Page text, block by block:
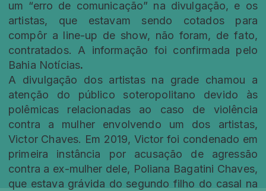
um “erro de comunicação” na divulgação, e os
artistas, que estavam sendo cotados para
compôr a line-up de show, não foram, de fato,
contratados. A informação foi confirmada pelo
Bahia Notícias.
A divulgação dos artistas na grade chamou a
atenção do público soteropolitano devido às
polêmicas relacionadas ao caso de violência
contra a mulher envolvendo um dos artistas,
Victor Chaves. Em 2019, Victor foi condenado em
primeira instância por acusação de agressão
contra a ex-mulher dele, Poliana Bagatini Chaves,
que estava grávida do segundo filho do casal na